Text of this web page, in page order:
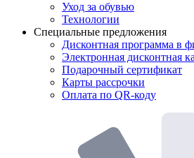
Уход за обувью
Технологии
Специальные предложения
Дисконтная программа в
Электронная дисконтная
Подарочный сертификат
Карты рассрочки
Оплата по QR-коду